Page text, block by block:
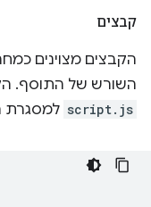
קבצים
הקבצים מצוינים
השורש של התוסף.
script.js למסגרת